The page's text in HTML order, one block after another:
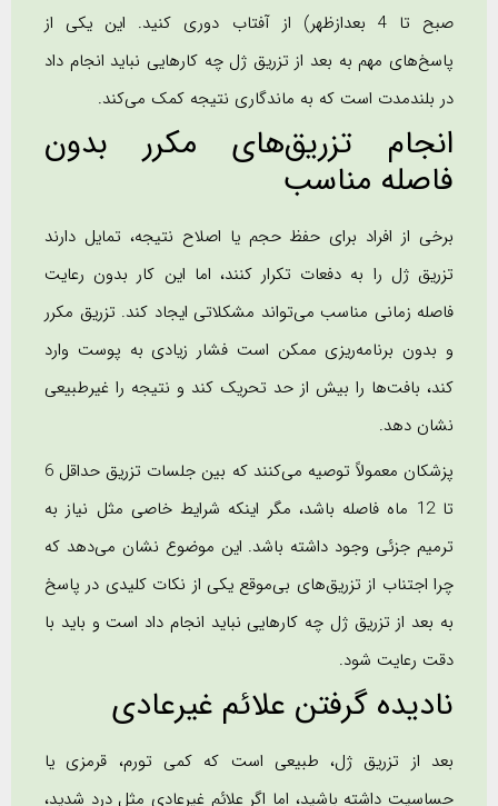
صبح تا 4 بعدازظهر) از آفتاب دوری کنید. این یکی از
پاسخ‌های مهم به بعد از تزریق ژل چه کارهایی نباید انجام داد
در بلندمدت است که به ماندگاری نتیجه کمک می‌کند.
انجام تزریق‌های مکرر بدون
فاصله مناسب
برخی از افراد برای حفظ حجم یا اصلاح نتیجه، تمایل دارند
تزریق ژل را به دفعات تکرار کنند، اما این کار بدون رعایت
فاصله زمانی مناسب می‌تواند مشکلاتی ایجاد کند. تزریق مکرر
و بدون برنامه‌ریزی ممکن است فشار زیادی به پوست وارد
کند، بافت‌ها را بیش از حد تحریک کند و نتیجه را غیرطبیعی
نشان دهد.
پزشکان معمولاً توصیه می‌کنند که بین جلسات تزریق حداقل 6
تا 12 ماه فاصله باشد، مگر اینکه شرایط خاصی مثل نیاز به
ترمیم جزئی وجود داشته باشد. این موضوع نشان می‌دهد که
چرا اجتناب از تزریق‌های بی‌موقع یکی از نکات کلیدی در پاسخ
به بعد از تزریق ژل چه کارهایی نباید انجام داد است و باید با
دقت رعایت شود.
نادیده گرفتن علائم غیرعادی
بعد از تزریق ژل، طبیعی است که کمی تورم، قرمزی یا
حساسیت داشته باشید، اما اگر علائم غیرعادی مثل درد شدید،